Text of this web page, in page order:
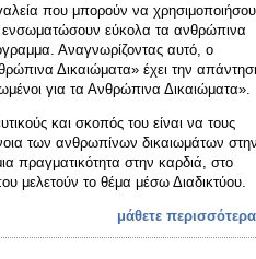
που μπορούν να
ενσωματώσουν εύκολα τα ανθρώπινα
Αναγνωρίζοντας αυτό, ο
Δικαιώματα» έχει την
για τα Ανθρώπινα Δικαιώματα».
και σκοπός του είναι να τους
των ανθρωπίνων δικαιωμάτων
πραγματικότητα στην καρδιά, στο
μελετούν το θέμα μέσω Διαδικτύου.
μάθετε